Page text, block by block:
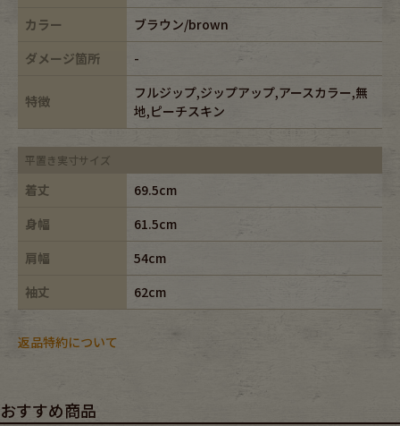
カラー
ブラウン/brown
ダメージ箇所
-
特徴
フルジップ,ジップアップ,アースカラー,無
地,ピーチスキン
平置き実寸サイズ
着丈
69.5cm
身幅
61.5cm
肩幅
54cm
袖丈
62cm
返品特約について
おすすめ商品